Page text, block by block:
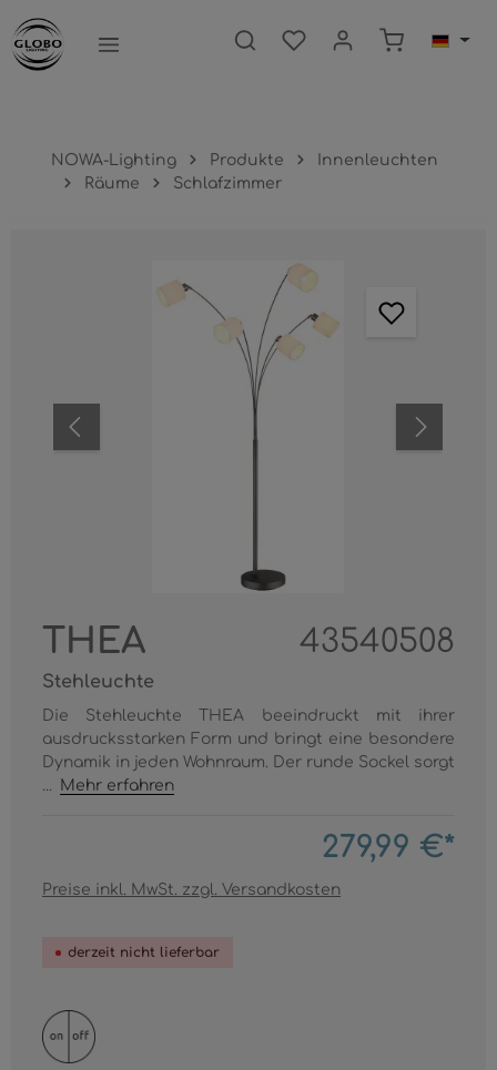
springen Warenkorb
NOWA-Lighting Produkte
Innenleuchten
Räume
Schlafzimmer
THEA 43540508
Stehleuchte
Die Stehleuchte THEA beeindruckt mit ihrer
ausdrucksstarken Form und bringt eine besondere
Dynamik in jeden Wohnraum. Der runde Sockel sorgt
...
Mehr erfahren
279,99 €*
Preise inkl. MwSt. zzgl. Versandkosten
derzeit nicht lieferbar